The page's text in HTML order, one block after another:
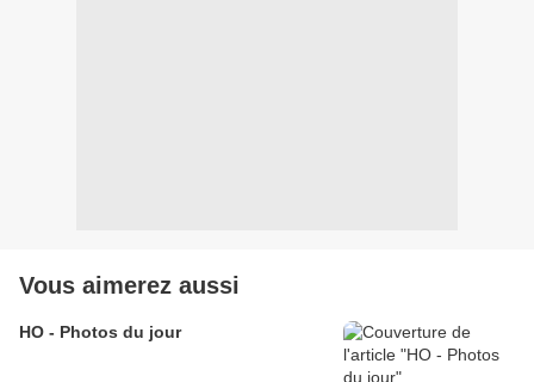
Vous aimerez aussi
HO - Photos du jour